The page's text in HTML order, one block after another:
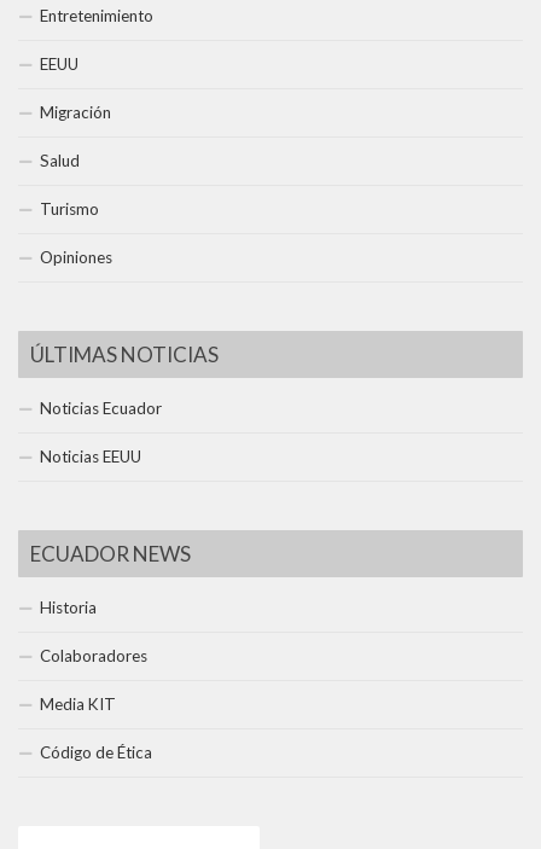
Entretenimiento
EEUU
Migración
Salud
Turismo
Opiniones
ÚLTIMAS NOTICIAS
Noticias Ecuador
Noticias EEUU
ECUADOR NEWS
Historia
Colaboradores
Media KIT
Código de Ética